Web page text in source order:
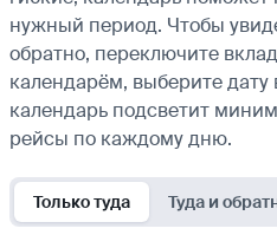
нужный период. Чтобы
обратно, переключите
календарём, выберите
календарь подсветит
рейсы по каждому дню.
Только туда Туда и